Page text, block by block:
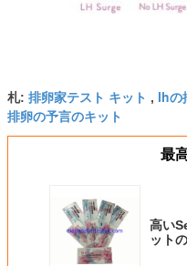
札: 排卵家テスト キット , lhの
排卵の予言のキット
最
高い
ット